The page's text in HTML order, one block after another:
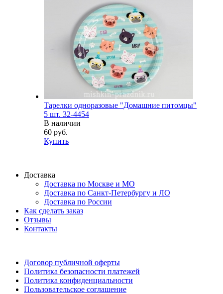
Тарелки одноразовые "Домашние питомцы"
5 шт. 32-4454
В наличии
60 руб.
Купить
Доставка
Доставка по Москве и МО
Доставка по Санкт-Петербургу и ЛО
Доставка по России
Как сделать заказ
Отзывы
Контакты
Договор публичной оферты
Политика безопасности платежей
Политика конфиденциальности
Пользовательское соглашение